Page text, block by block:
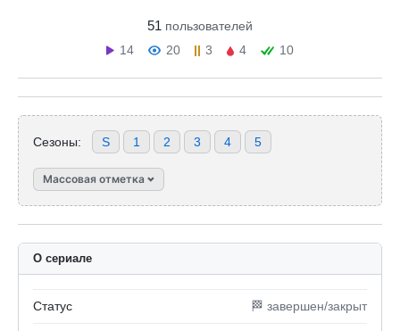
51 пользователей
14
20 3 4 10
Сезоны: S 1 2 3 4 5
Массовая отметка
О сериале
Статус 🏁 завершен/закрыт